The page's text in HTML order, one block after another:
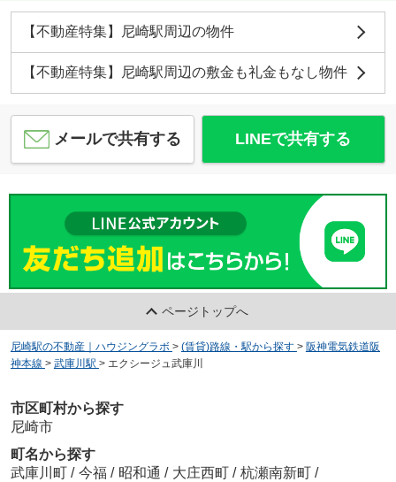
【不動産特集】尼崎駅周辺の物件
【不動産特集】尼崎駅周辺の敷金も礼金もなし物件
メールで共有する LINEで共有する
ページトップへ
尼崎駅の不動産｜ハウジングラボ > (賃貸)路線・駅から探す > 阪神電気鉄道阪
神本線 > 武庫川駅 > エクシージュ武庫川
市区町村から探す
尼崎市
町名から探す
武庫川町 / 今福 / 昭和通 / 大庄西町 / 杭瀬南新町 /